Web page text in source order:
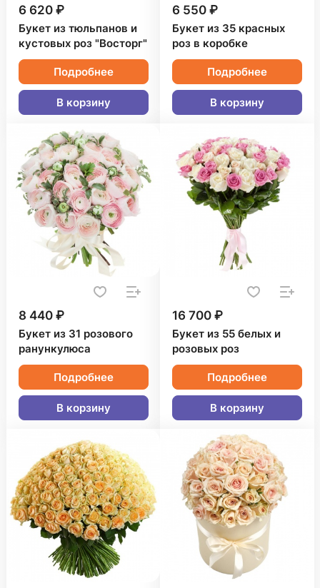
6 620 ₽
Букет из тюльпанов и
кустовых роз "Восторг"
Подробнее
В корзину
6 550 ₽
Букет из 35 красных
роз в коробке
Подробнее
В корзину
8 440 ₽
Букет из 31 розового
ранункулюса
Подробнее
В корзину
16 700 ₽
Букет из 55 белых и
розовых роз
Подробнее
В корзину